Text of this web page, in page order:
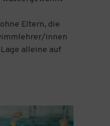
Eltern, die
innen
alleine auf